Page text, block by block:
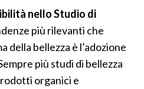
nello Studio di
più rilevanti che
della bellezza è l’adozione
più studi di bellezza
organici e